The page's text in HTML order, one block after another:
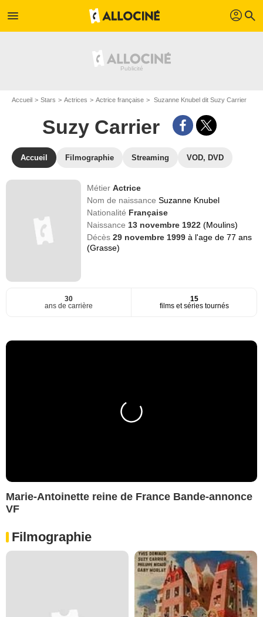
menu profil search
Accueil Stars Actrices Actrice française Suzanne Knubel dit Suzy Carrier
Suzy Carrier
Accueil Filmographie Streaming VOD, DVD
MétierActrice
Nom de naissanceSuzanne Knubel
Nationalité Française
Naissance 13 novembre 1922(Moulins)
Décès29 novembre 1999à l'age de 77 ans
(Grasse)
30
ans de carrière
15
films et séries tournés
Marie-Antoinette reine de France Bande-annonce
VF
Filmographie